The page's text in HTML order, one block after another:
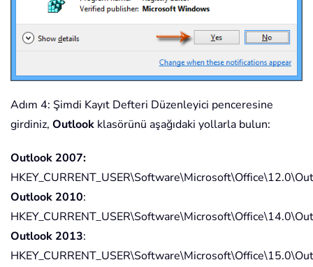
Adım 4: Şimdi Kayıt Defteri Düzenleyici penceresine
girdiniz, Outlook klasörünü aşağıdaki yollarla bulun:
Outlook 2007:
Outlook 2010:
Outlook 2013: